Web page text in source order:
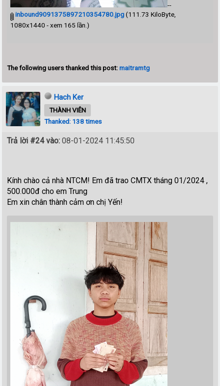
--
inbound9091375897210354780.jpg(111.73 KiloByte,
1080x1440 - xem 165 lần.)
The following users thanked this post:maitramtg
Hach Ker
THÀNH VIÊN
Thanked: 138 times
Trả lời #24 vào: 08-01-2024 11:45:50
Kính chào cả nhà NTCM! Em đã trao CMTX tháng 01/2024 ,
500.000đ cho em Trung
Em xin chân thành cảm ơn chị Yến!